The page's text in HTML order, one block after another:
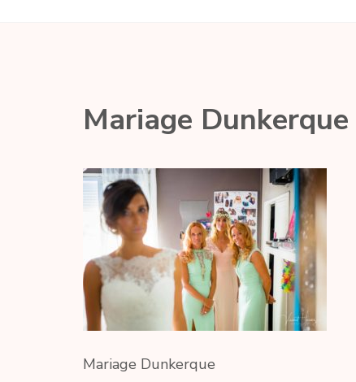
Mariage Dunkerque
Mariage Dunkerque